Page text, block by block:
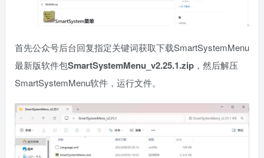
首先公众号后台回复指定关键词获取下载SmartSystemMenu
最新版软件包SmartSystemMenu_v2.25.1.zip ，然后解压
SmartSystemMenu软件，运行文件。